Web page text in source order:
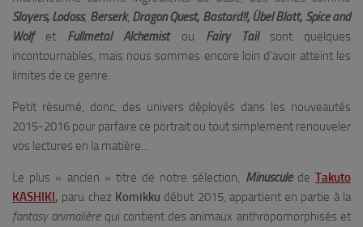
Slayers, Lodoss, Berserk, Dragon Quest, Bastard!!, Übel Blatt, Spice and
Wolf
et Fullmetal Alchemistou Fairy Tailsont quelques
incontournables, mais nous sommes encore loin d’avoir atteint les
limites de ce genre.
Petit résumé, donc, des univers déployés dans les nouveautés
2015-2016 pour parfaire ce portrait ou tout simplement renouveler
vos lectures en la matière…
Le plus « ancien » titre de notre sélection, MinusculedeTakuto
KASHIKI, paru chez Komikku début 2015, appartient en partie à la
fantasy animalièrequi contient des animaux anthropomorphisés et